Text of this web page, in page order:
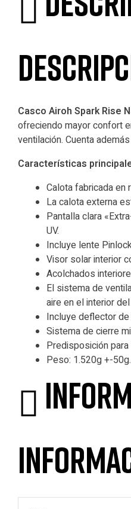
Casco Airoh Spark Rise
ofreciendo mayor confort
ventilación. Cuenta
Características
Calota fabricada en
La calota externa
Pantalla clara
UV.
Incluye lente
Visor solar interior
Acolchados
El sistema de
aire en el interior
Incluye deflector de
Sistema de cierre
Predisposición
Peso: 1.520g +-50g.